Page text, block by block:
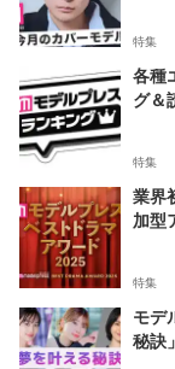
特集
各種
グ＆
特集
業界
加型
特集
モデ
秘訣」